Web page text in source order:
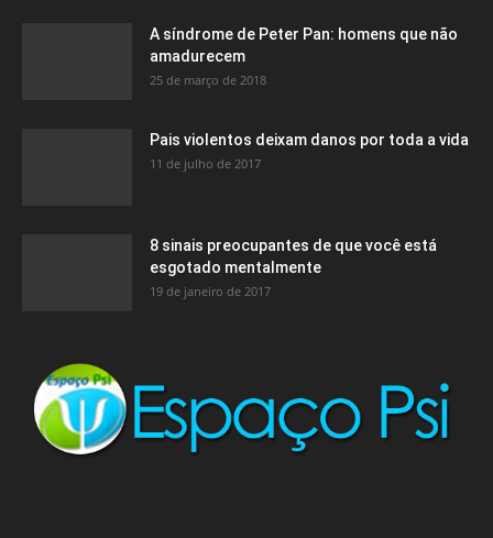
A síndrome de Peter Pan: homens que não
amadurecem
25 de março de 2018
Pais violentos deixam danos por toda a vida
11 de julho de 2017
8 sinais preocupantes de que você está
esgotado mentalmente
19 de janeiro de 2017